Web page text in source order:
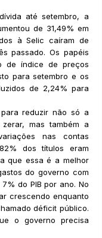
até setembro, a
de 31,49% em
à Selic caíram de
passado. Os papéis
de índice de preços
para setembro e os
de 2,24% para
reduzir não só a
mas também a
nas contas
dos títulos eram
que essa é a melhor
do governo com
do PIB por ano. No
crescendo enquanto
déficit público.
o governo precisa